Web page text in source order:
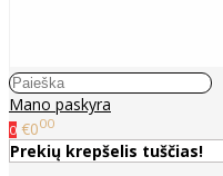
Mano paskyra
0 €000
Prekių krepšelis tuščias!